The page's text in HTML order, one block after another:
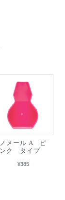
ノメール A ピ
ンク タイプ
¥385